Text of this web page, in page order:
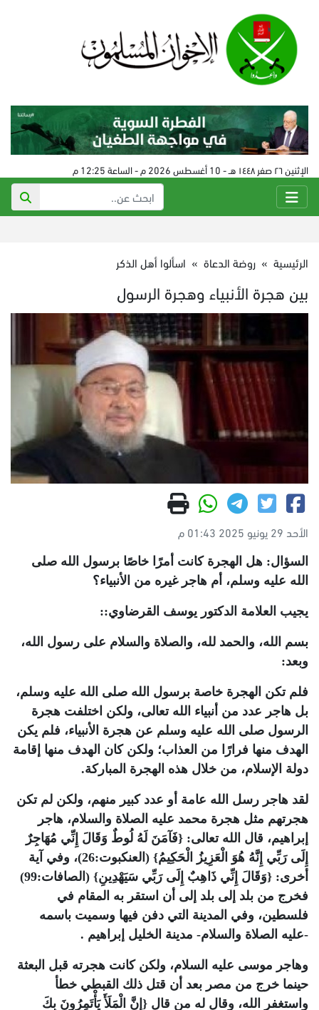
الإثنين ٢٦ صفر ١٤٤٨ هـ - 10 أغسطس 2026 م - الساعة 12:25 م
الرئيسية » روضة الدعاة » اسألوا أهل الذكر
بين هجرة الأنبياء وهجرة الرسول
الأحد 29 يونيو 2025 01:43 م
السؤال: هل الهجرة كانت أمرًا خاصًا برسول الله صلى
الله عليه وسلم، أم هاجر غيره من الأنبياء؟
يجيب العلامة الدكتور يوسف القرضاوي::
بسم الله، والحمد لله، والصلاة والسلام على رسول الله،
وبعد:
فلم تكن الهجرة خاصة برسول الله صلى الله عليه وسلم،
بل هاجر عدد من أنبياء الله تعالى، ولكن اختلفت هجرة
الرسول صلى الله عليه وسلم عن هجرة الأنبياء، فلم يكن
الهدف منها فرارًا من العذاب؛ ولكن كان الهدف منها إقامة
دولة الإسلام، من خلال هذه الهجرة المباركة.
لقد هاجر رسل الله عامة أو عدد كبير منهم، ولكن لم تكن
هجرتهم مثل هجرة محمد عليه الصلاة والسلام، هاجر
إبراهيم، قال الله تعالى: {فَآمَنَ لَهُ لُوطٌ وَقَالَ إِنِّي مُهَاجِرٌ
إِلَى رَبِّي إِنَّهُ هُوَ الْعَزِيزُ الْحَكِيمُ} (العنكبوت:26)، وفي آية
أخرى: {وَقَالَ إِنِّي ذَاهِبٌ إِلَى رَبِّي سَيَهْدِينِ} (الصافات:99)
فخرج من بلد إلى بلد إلى أن استقر به المقام في
فلسطين، وفي المدينة التي دفن فيها وسميت باسمه
-عليه الصلاة والسلام- مدينة الخليل إبراهيم .
وهاجر موسى عليه السلام، ولكن كانت هجرته قبل البعثة
حينما خرج من مصر بعد أن قتل ذلك القبطي خطأ
واستغفر الله، وقال له من قال {إِنَّ الْمَلَأَ يَأْتَمِرُونَ بِكَ